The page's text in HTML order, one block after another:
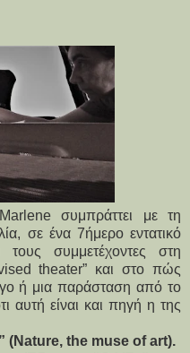
συμπράττει με τη
σε ένα 7ήμερο εντατικό
συμμετέχοντες στη
theater” και στο πώς
ή μια παράσταση από το
αυτή είναι και πηγή η της
the muse of art).